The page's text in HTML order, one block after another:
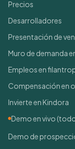
Precios
Desarrolladores
Presentación de
Muro de demanda
Empleos en
Compensación en
Invierte en Kindora
Demo en vivo
Demo de